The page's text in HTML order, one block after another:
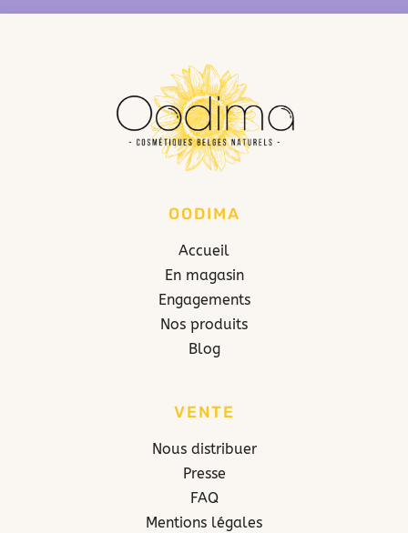
OODIMA
Accueil
En magasin
Engagements
Nos produits
Blog
VENTE
Nous distribuer
Presse
FAQ
Mentions légales